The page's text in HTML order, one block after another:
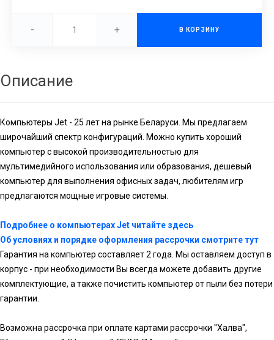
- + В КОРЗИНУ
Описание
Компьютеры Jet - 25 лет на рынке Беларуси. Мы предлагаем
широчайший спектр конфигураций. Можно купить хороший
компьютер с высокой производительностью для
мультимедийного использования или образования, дешевый
компьютер для выполнения офисных задач, любителям игр
предлагаются мощные игровые системы.
Подробнее о компьютерах Jet читайте здесь
Об условиях и порядке оформления рассрочки смотрите тут
Гарантия на компьютер составляет 2 года. Мы оставляем доступ в
корпус - при необходимости Вы всегда можете добавить другие
комплектующие, а также почистить компьютер от пыли без потери
гарантии.
Возможна рассрочка при оплате картами рассрочки "Халва",